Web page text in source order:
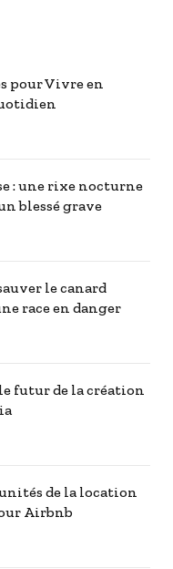
pour Vivre en
: une rixe nocturne
blessé grave
le canard
race en danger
futur de la création
de la location
Airbnb